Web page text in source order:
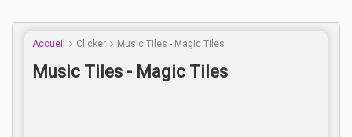
Accueil Clicker Music Tiles - Magic Tiles
Music Tiles - Magic Tiles